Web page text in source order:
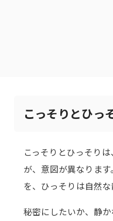
こっそりとひっ
こっそりとひっそり
が、意図が異なりま
を、ひっそりは自然な
秘密にしたいか、静か